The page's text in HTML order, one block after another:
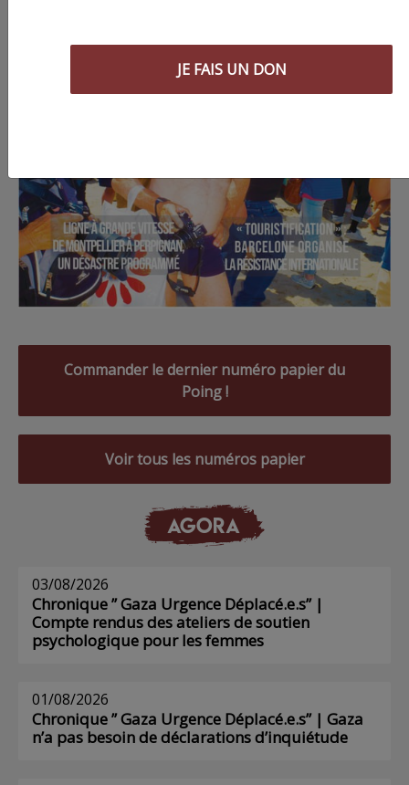
Commander le dernier numéro papier du
Poing !
Voir tous les numéros papier
AGORA
03/08/2026
Chronique ” Gaza Urgence Déplacé.e.s” |
Compte rendus des ateliers de soutien
psychologique pour les femmes
01/08/2026
Chronique ” Gaza Urgence Déplacé.e.s” | Gaza
n’a pas besoin de déclarations d’inquiétude
JE FAIS UN DON